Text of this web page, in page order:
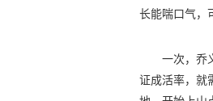
长能喘口气，
一次，乔
证成活率，就